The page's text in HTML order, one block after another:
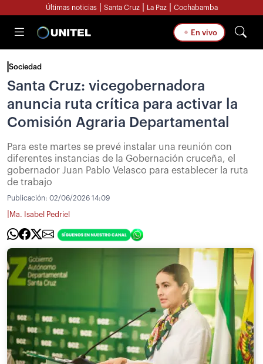
Últimas noticias Santa Cruz La Paz Cochabamba
En vivo
Sociedad
Santa Cruz: vicegobernadora
anuncia ruta crítica para activar la
Comisión Agraria Departamental
Para este martes se prevé instalar una reunión con
diferentes instancias de la Gobernación cruceña, el
gobernador Juan Pablo Velasco para establecer la ruta
de trabajo
Publicación: 02/06/2026 14:09
Ma. Isabel Pedriel